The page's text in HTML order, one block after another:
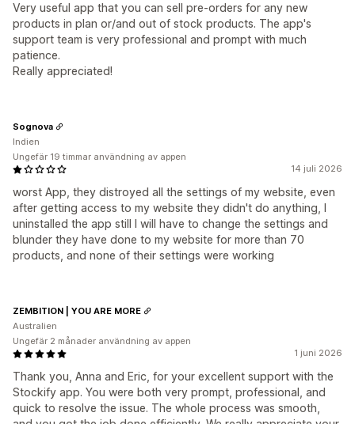
Very useful app that you can sell pre-orders for any new
products in plan or/and out of stock products. The app's
support team is very professional and prompt with much
patience.
Really appreciated!
14 juli 2026
worst App, they distroyed all the settings of my website, even
after getting access to my website they didn't do anything, I
uninstalled the app still I will have to change the settings and
blunder they have done to my website for more than 70
products, and none of their settings were working
Sognova
Indien
Ungefär 19 timmar användning av appen
1 juni 2026
Thank you, Anna and Eric, for your excellent support with the
Stockify app. You were both very prompt, professional, and
quick to resolve the issue. The whole process was smooth,
ZEMBITION | YOU ARE MORE
Australien
Ungefär 2 månader användning av appen